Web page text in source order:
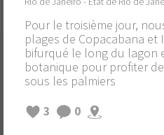
Pour le troisième jour,
plages de Copacabana et
bifurqué le long du lagon
botanique pour profiter
sous les palmiers
3
0